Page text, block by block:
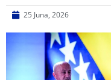
25 Juna, 2026